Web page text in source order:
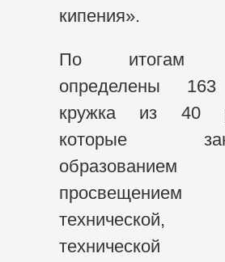
кипения».
По итогам
определены
кружка из 40
которые
технической,